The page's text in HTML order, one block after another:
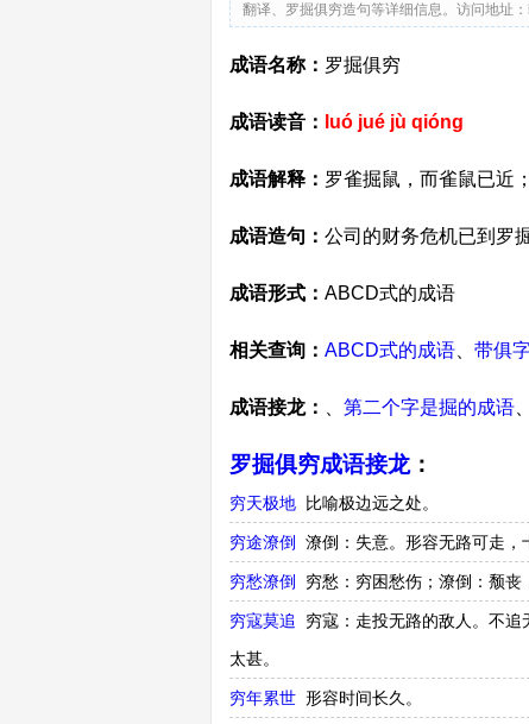
翻译、罗掘俱穷造句等详细信息。访问地址
成语名称： 罗掘俱穷
成语读音： luó jué jù qióng
成语解释： 罗雀掘鼠，而雀鼠已近
成语造句： 公司的财务危机已到罗
成语形式： ABCD式的成语
相关查询： ABCD式的成语 带俱
成语接龙： 第二个字是掘的成语
罗掘俱穷成语接龙：
穷天极地 比喻极边远之处。
穷途潦倒 潦倒：失意。形容无路可走，
穷愁潦倒 穷愁：穷困愁伤；潦倒：颓丧
穷寇莫追
穷寇：走投无路的敌人。不
太甚。
穷年累世 形容时间长久。